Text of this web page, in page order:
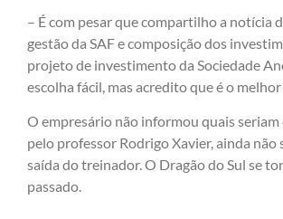
– É com pesar que compartilho a notícia
gestão da SAF e composição dos
projeto de investimento da Sociedade
escolha fácil, mas acredito que é o
O empresário não informou quais
pelo professor Rodrigo Xavier, ainda
saída do treinador. O Dragão do Sul se
passado.